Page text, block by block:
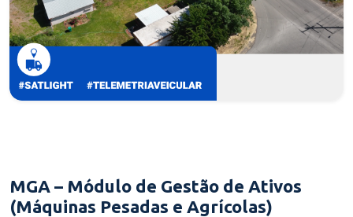
MGA – Módulo de Gestão de Ativos
(Máquinas Pesadas e Agrícolas)